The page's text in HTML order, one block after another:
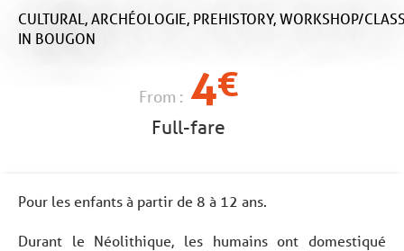
CULTURAL,ARCHÉOLOGIE, PREHISTORY,WORKSHOP/
IN BOUGON
From : 4€
Full-fare
Pour les enfants à partir de 8 à 12 ans.
Durant le Néolithique, les humains ont domestiqué